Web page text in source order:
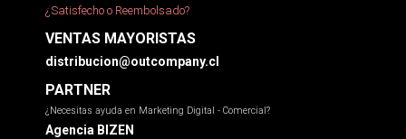
¿Satisfecho o Reembolsado?
VENTAS MAYORISTAS
distribucion@outcompany.cl
PARTNER
¿Necesitas ayuda en Marketing Digital - Comercial?
Agencia BIZEN